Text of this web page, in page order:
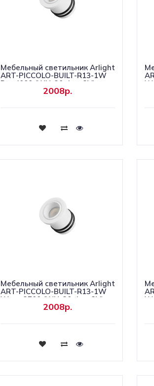
Мебельный светильник Arlight
ART-PICCOLO-BUILT-R13-1W
Day4000 (WH, 30 deg, 3V)
(IP40 Металл) 062246
2008р.
Купить
Мебельный светильник Arlight
ART-PICCOLO-BUILT-R13-1W
Warm2700 (WH, 30 deg, 3V)
(IP40 Металл) 061668
2008р.
Купить